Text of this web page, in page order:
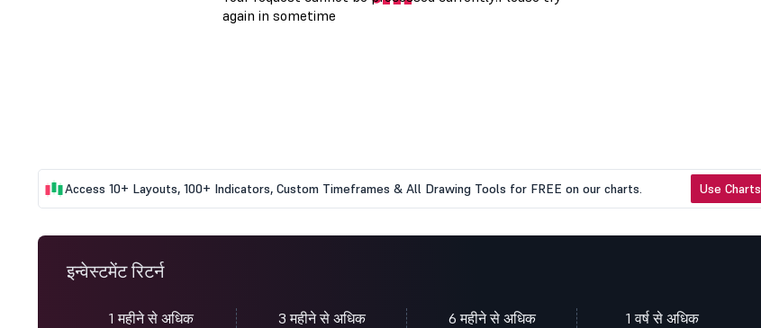
Access 10+ Layouts, 100+ Indicators, Custom Timeframes & All Drawing Tools for FREE on our charts. Use Charts
इन्वेस्टमेंट रिटर्न
1 महीने से अधिक 3 महीने से अधिक 6 महीने से अधिक 1 वर्ष से अधिक